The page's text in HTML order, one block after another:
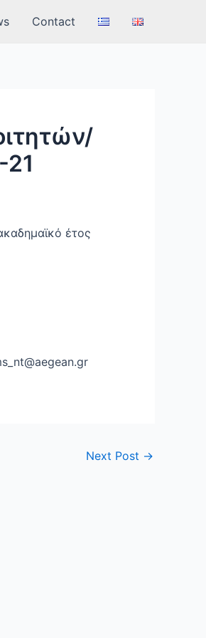
Contact
έτος
Next Post →